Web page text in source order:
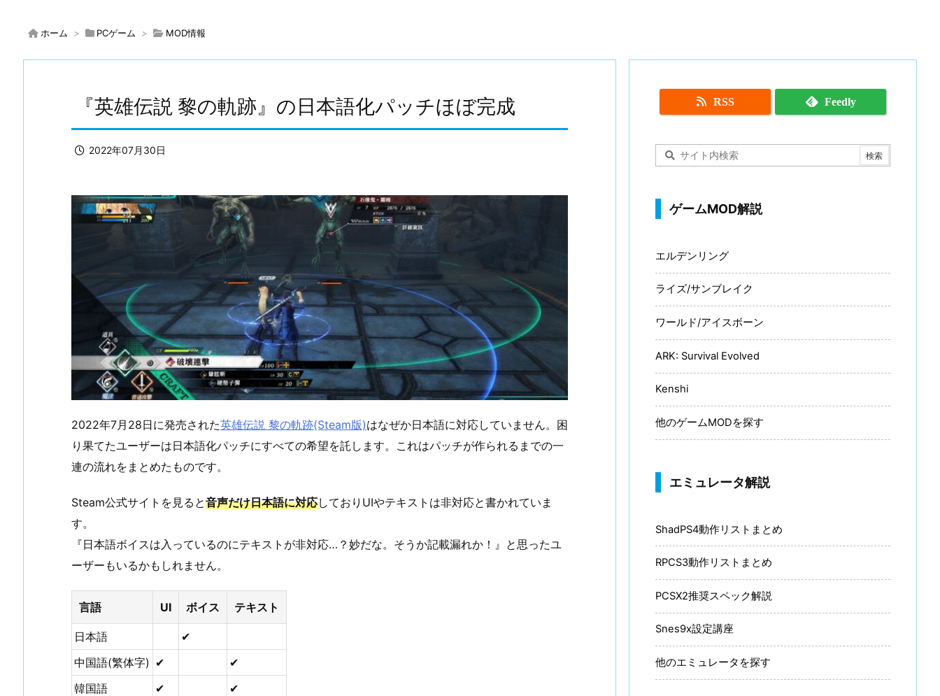
ホーム > PCゲーム > MOD情報
『英雄伝説 黎の軌跡』の日本語化パッチほぼ完成
2022年07月30日
2022年7月28日に発売された英雄伝説 黎の軌跡(Steam版)はなぜか日本語に対応していません。困
り果てたユーザーは日本語化パッチにすべての希望を託します。これはパッチが作られるまでの一
連の流れをまとめたものです。
Steam公式サイトを見ると音声だけ日本語に対応しておりUIやテキストは非対応と書かれていま
す。
『日本語ボイスは入っているのにテキストが非対応…？妙だな。そうか記載漏れか！』と思ったユ
ーザーもいるかもしれません。
言語 UI ボイス テキスト
日本語
✔
中国語(繁体字) ✔
✔
韓国語
✔ ✔
RSS Feedly
ゲームMOD解説
エルデンリング
ライズ/サンブレイク
ワールド/アイスボーン
ARK: Survival Evolved
Kenshi
他のゲームMODを探す
エミュレータ解説
ShadPS4動作リストまとめ
RPCS3動作リストまとめ
PCSX2推奨スペック解説
Snes9x設定講座
他のエミュレータを探す